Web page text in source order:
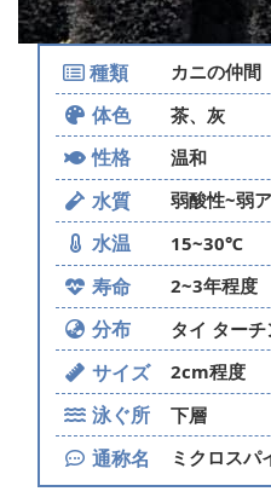
種類 カニの仲間
体色 茶、灰
性格 温和
水質 弱酸性~弱
水温 15~30℃
寿命 2~3年程度
分布 タイ ターチ
サイズ 2cm程度
泳ぐ所 下層
通称名 ミクロスパ